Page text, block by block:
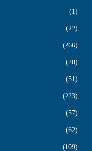
1
22
266
20
51
223
57
62
109